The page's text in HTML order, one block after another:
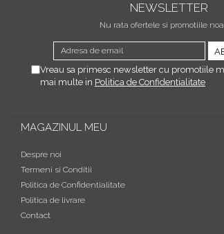
NEWSLETTER
Nu rata ofertele si promotiile
Vreau sa primesc newsletter cu promotiile
mai multe in Politica de Confidentialitate
MAGAZINUL MEU
Despre noi
Termeni si Conditii
Politica de Confidentialitate
Politica de livrare
Contact